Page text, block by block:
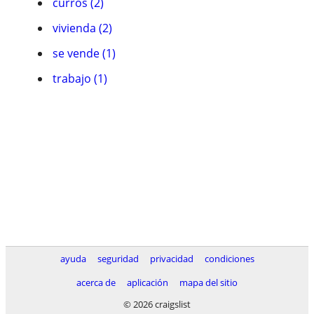
vivienda (2)
se vende (1)
trabajo (1)
ayuda seguridad privacidad
condiciones
acerca de
aplicación
mapa del sitio
© 2026 craigslist